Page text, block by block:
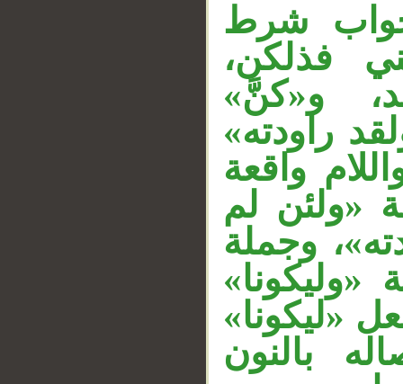
شرط
فذلكن،
و«كنَّ»
راودته»
واقعة
«ولئن لم
وجملة
«ليكونا»
بالنون